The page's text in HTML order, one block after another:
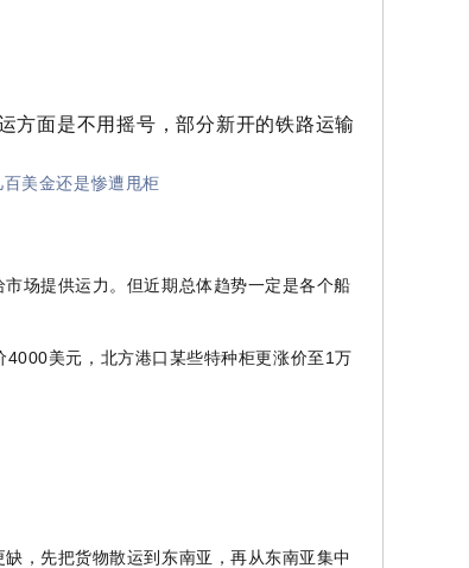
方面是不用摇号，部分新开的铁路运输
美金还是惨遭甩柜
场提供运力。但近期总体趋势一定是各个船
美元，北方港口某些特种柜更涨价至1万
，先把货物散运到东南亚，再从东南亚集中